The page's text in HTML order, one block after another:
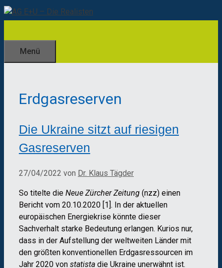
Zum
Inhalt
Menü
Erdgasreserven
Die Ukraine sitzt auf riesigen
Gasreserven
27/04/2022 von Dr. Klaus Tägder
So titelte die Neue Zürcher Zeitung (nzz) einen
Bericht vom 20.10.2020 [1]. In der aktuellen
europäischen Energiekrise könnte dieser
Sachverhalt starke Bedeutung erlangen. Kurios nur,
dass in der Aufstellung der weltweiten Länder mit
den größten konventionellen Erdgasressourcen im
Jahr 2020 von statista die Ukraine unerwähnt ist.